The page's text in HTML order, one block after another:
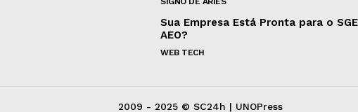
Sua Empresa Está Pronta para o
AEO?
WEB TECH
2009 - 2025 © SC24h | UNOPress